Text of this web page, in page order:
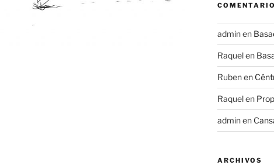
adminen
Raquelen
Rubenen
Raquelen
adminen
ARCHIVOS